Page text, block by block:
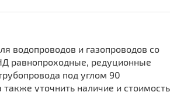
водопроводов и газопроводов со
равнопроходные, редуционные
под углом 90
уточнить наличие и стоимость